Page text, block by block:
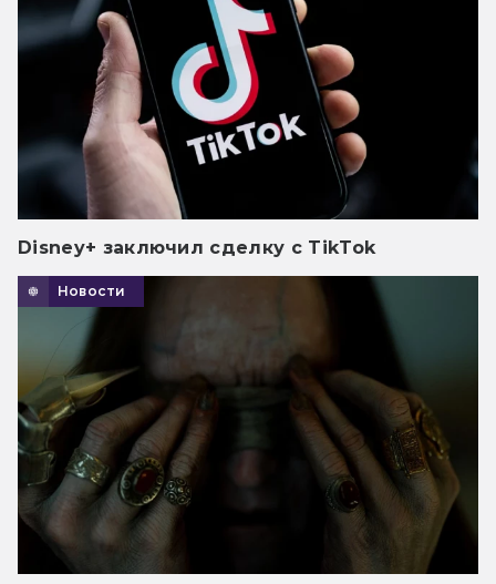
Disney+ заключил сделку с TikTok
Новости